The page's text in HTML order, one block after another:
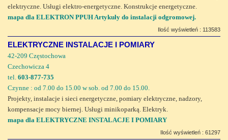
elektryczne. Usługi elektro-energetyczne. Konstrukcje energetyczne.
mapa dla ELEKTRON PPUH Artykuły do instalacji odgromowej.
Ilość wyświetleń : 113583
ELEKTRYCZNE INSTALACJE I POMIARY
42-209 Częstochowa
Czechowicza 4
tel. 603-877-735
Czynne : od 7.00 do 15.00 w sob. od 7.00 do 15.00.
Projekty, instalacje i sieci energetyczne, pomiary elektryczne, nadzory,
kompensacje mocy biernej. Usługi minikoparką. Elektryk.
mapa dla ELEKTRYCZNE INSTALACJE I POMIARY
Ilość wyświetleń : 61297